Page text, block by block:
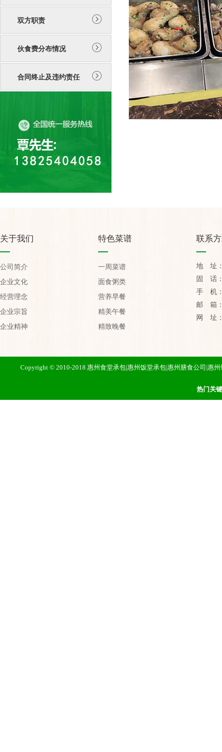
双方职责
伙食费分布情况
合同终止及违约责任
关于我们
公司简介
企业文化
经营理念
企业宗旨
企业精神
特色菜谱
一周菜谱
面食粥类
营养早餐
精美午餐
精致晚餐
联系
地 址：
固 话：
手 机：
邮 箱：
网 址：
Copyright © 2010-2018 惠州食堂承包|惠州饭堂承包|惠州膳食公司|惠
热门关